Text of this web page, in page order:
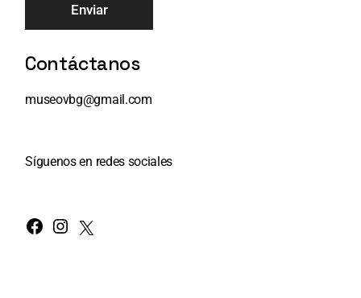
Enviar
Contáctanos
museovbg@gmail.com
Síguenos en redes sociales